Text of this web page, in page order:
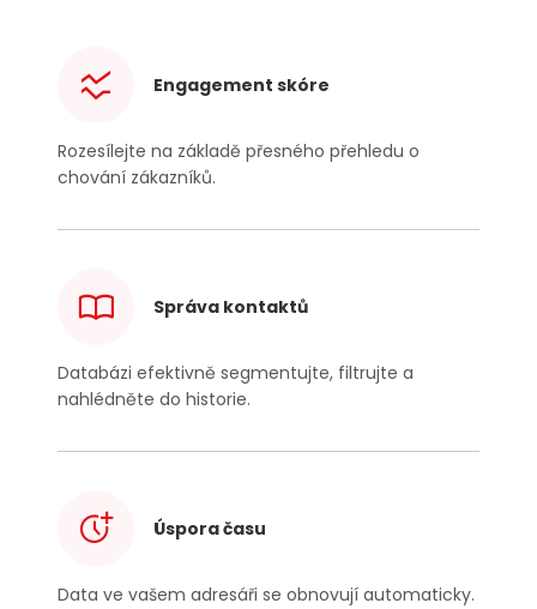
Engagement skóre
Rozesílejte na základě přesného přehledu o
chování zákazníků.
Správa kontaktů
Databázi efektivně segmentujte, filtrujte a
nahlédněte do historie.
Úspora času
Data ve vašem adresáři se obnovují automaticky.